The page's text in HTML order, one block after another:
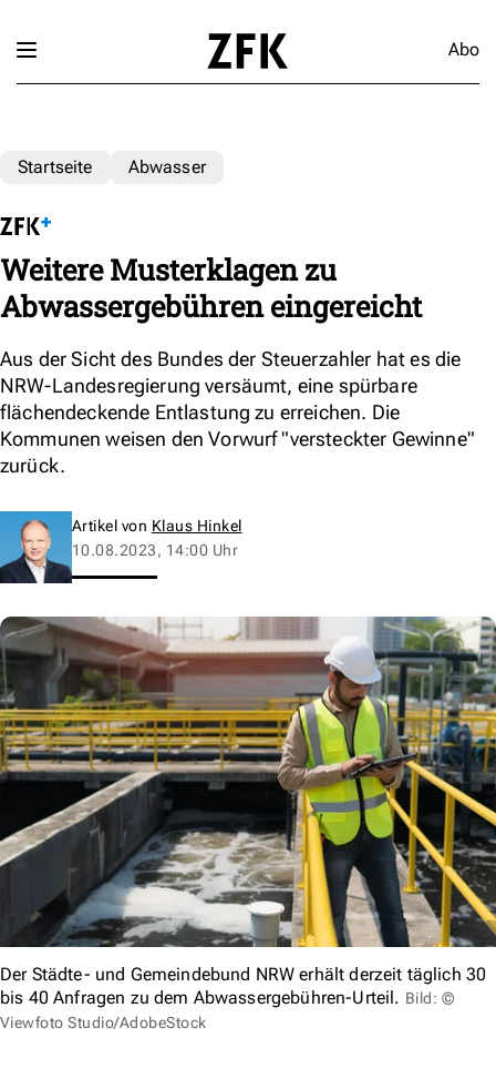
Abo
Startseite Abwasser
Weitere Musterklagen zu
Abwassergebühren eingereicht
Aus der Sicht des Bundes der Steuerzahler hat es die
NRW-Landesregierung versäumt, eine spürbare
flächendeckende Entlastung zu erreichen. Die
Kommunen weisen den Vorwurf "versteckter Gewinne"
zurück.
Artikel von Klaus Hinkel
10.08.2023, 14:00 Uhr
Der Städte- und Gemeindebund NRW erhält derzeit täglich 30
bis 40 Anfragen zu dem Abwassergebühren-Urteil. Bild: ©
Viewfoto Studio/AdobeStock